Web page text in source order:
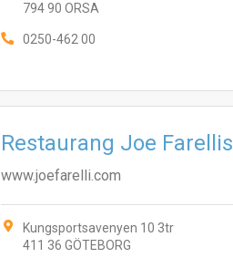
794 90 ORSA
0250-462 00
Restaurang Joe Farellis
www.joefarelli.com
Kungsportsavenyen 10 3tr
411 36 GÖTEBORG